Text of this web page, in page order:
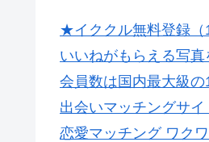
★イククル無料登録（
いいねがもらえる写真
会員数は国内最大級の
出会いマッチングサ
恋愛マッチング ワク